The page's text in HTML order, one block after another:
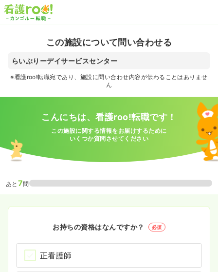
この施設について問い合わせる
らいぶりーデイサービスセンター
※看護roo!転職宛であり、施設に問い合わせ内容が伝わることはありませ
ん
こんにちは、看護roo!転職です！
この施設に関する情報をお届けするために
いくつか質問させてください
あと 7問
お持ちの資格はなんですか？ 必須
正看護師